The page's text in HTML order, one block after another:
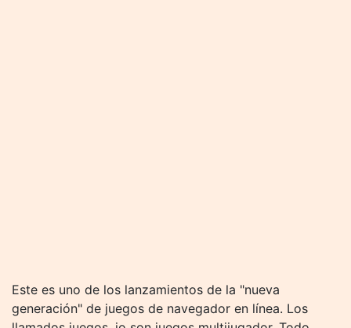
Este es uno de los lanzamientos de la "nueva
generación" de juegos de navegador en línea. Los